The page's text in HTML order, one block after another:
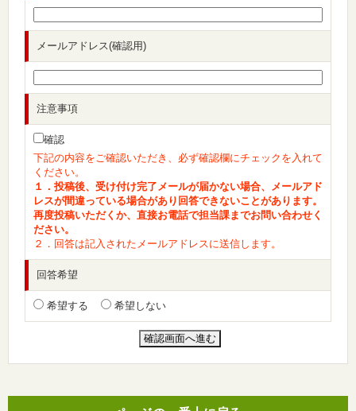
メールアドレス(確認用)
注意事項
確認
下記の内容をご確認いただき、必ず確認欄にチェックを入れて
ください。
１．投稿後、受け付け完了メールが届かない場合、メールアド
レスが間違っている場合があり回答できないことがあります。
再度投稿いただくか、直接お電話で担当課までお問い合わせく
ださい。
２．回答は記入されたメールアドレスに送信します。
回答希望
希望する 希望しない